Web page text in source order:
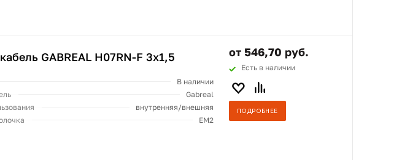
GABREAL H07RN-F 3x1,5
В наличии
Gabreal
внутренняя/внешняя
ЕМ2
от 546,70 руб.
Есть в наличии
ПОДРОБНЕЕ